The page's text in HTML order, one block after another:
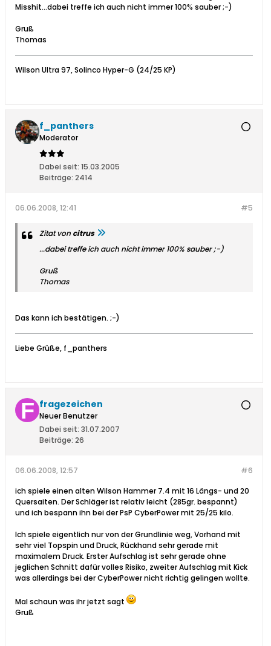
Misshit...dabei treffe ich auch nicht immer 100% sauber ;-)
Gruß
Thomas
Wilson Ultra 97, Solinco Hyper-G (24/25 KP)
f_panthers
Moderator
Dabei seit: 15.03.2005
Beiträge: 2414
#5
06.06.2008, 12:41
Zitat von citrus
...dabei treffe ich auch nicht immer 100% sauber ;-)
Gruß
Thomas
Das kann ich bestätigen. ;-)
Liebe Grüße, f_panthers
fragezeichen
Neuer Benutzer
Dabei seit: 31.07.2007
Beiträge: 26
#6
06.06.2008, 12:57
ich spiele einen alten Wilson Hammer 7.4 mit 16 Längs- und 20
Quersaiten. Der Schläger ist relativ leicht (285gr. bespannt)
und ich bespann ihn bei der PsP CyberPower mit 25/25 kilo.
Ich spiele eigentlich nur von der Grundlinie weg, Vorhand mit
sehr viel Topspin und Druck, Rückhand sehr gerade mit
maximalem Druck. Erster Aufschlag ist sehr gerade ohne
jeglichen Schnitt dafür volles Risiko, zweiter Aufschlag mit Kick
was allerdings bei der CyberPower nicht richtig gelingen wollte.
Mal schaun was ihr jetzt sagt
Gruß